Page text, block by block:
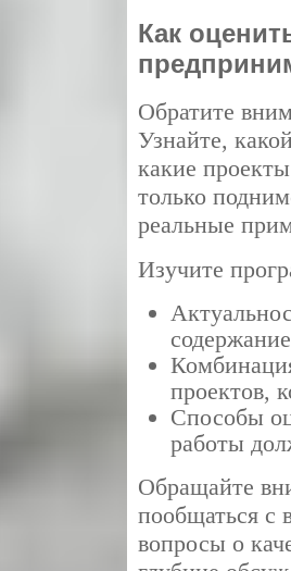
Как
Обратите
Узнайте,
какие
только
реальные
Изучите
проектов,
Способы
работы
Обращайте
пообщаться с
вопросы о